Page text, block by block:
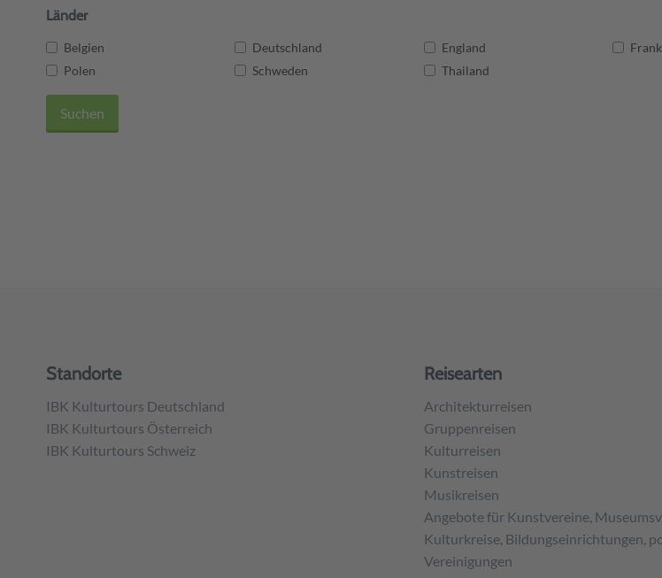
Länder
Belgien Deutschland England
Polen
Schweden Thailand
Suchen
Standorte
IBK Kulturtours Deutschland
IBK Kulturtours Österreich
IBK Kulturtours Schweiz
Reisearten
Architekturreisen
Gruppenreisen
Kulturreisen
Kunstreisen
Musikreisen
Angebote für Kunstvereine,
Kulturkreise, Bildungseinrichtungen,
Vereinigungen